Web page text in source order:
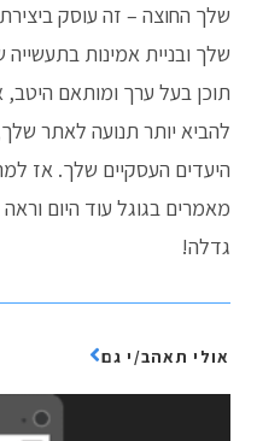
שלך החוצה – זה עוסק
שלך ובניית אמינות
תוכן בעל ערך ומותאם
להביא יותר תנועה לאתר
היעדים העסקיים שלך. אז
מאמרים בגוגל עוד היום
גדלה!
אולי תאהב/י גם